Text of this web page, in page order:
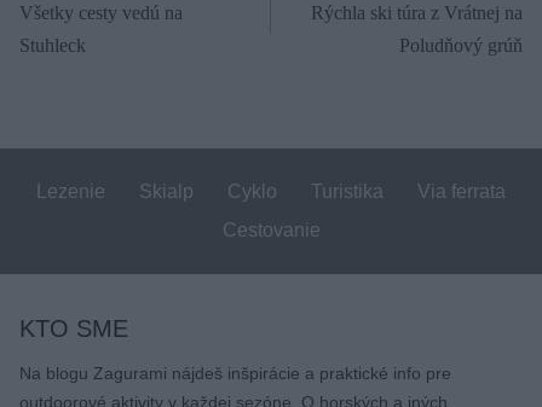
Všetky cesty vedú na
Stuhleck
Rýchla ski túra z Vrátnej na
Poludňový grúň
Lezenie Skialp Cyklo Turistika
Via ferrata
Cestovanie
KTO SME
Na blogu Zagurami nájdeš inšpirácie a praktické info pre
outdoorové aktivity v každej sezóne. O horských a iných